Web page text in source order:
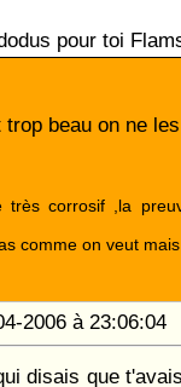
pour toi
trop beau on ne
très corrosif ,la
comme on veut
2006 à
disais que